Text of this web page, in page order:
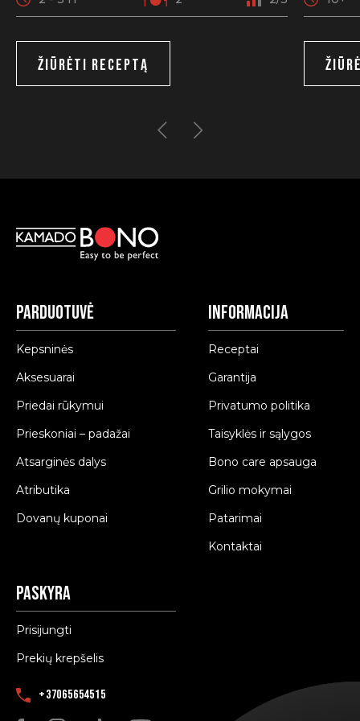
ŽIŪRĖTI RECEPTĄ
Parduotuvė
Kepsninės
Aksesuarai
Priedai rūkymui
Prieskoniai – padažai
Atsarginės dalys
Atributika
Dovanų kuponai
Informacija
Receptai
Garantija
Privatumo politika
Taisyklės ir sąlygos
Bono care apsauga
Grilio mokymai
Patarimai
Kontaktai
Paskyra
Prisijungti
Prekių krepšelis
+37065654515